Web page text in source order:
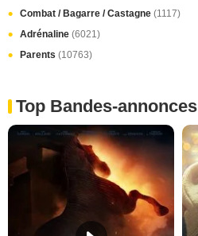
Combat / Bagarre / Castagne (1117)
Adrénaline (6021)
Parents (10763)
Top Bandes-annonces